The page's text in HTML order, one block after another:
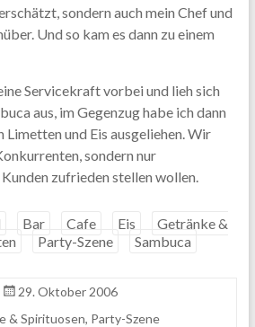
sondern auch mein Chef und
Und so kam es dann zu einem
Servicekraft vorbei und lieh sich
aus, im Gegenzug habe ich dann
Limetten und Eis ausgeliehen. Wir
sondern nur
zufrieden stellen wollen.
Bar Cafe Eis
Getränke &
Party-Szene Sambuca
29. Oktober 2006
& Spirituosen, Party-Szene